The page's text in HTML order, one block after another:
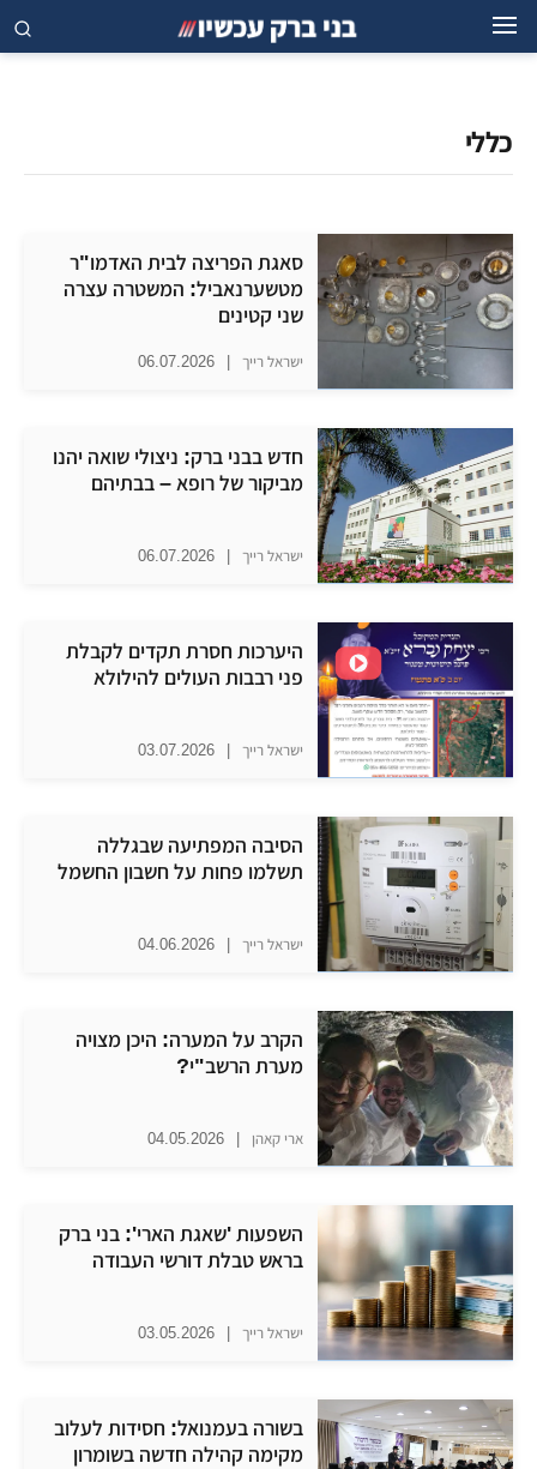
כללי
סאגת הפריצה לבית האדמו"ר
מטשערנאביל: המשטרה עצרה
שני קטינים
ישראל רייך |
06.07.2026
חדש בבני ברק: ניצולי שואה יהנו
מביקור של רופא – בבתיהם
ישראל רייך |
06.07.2026
היערכות חסרת תקדים לקבלת
פני רבבות העולים להילולא
ישראל רייך |
03.07.2026
הסיבה המפתיעה שבגללה
תשלמו פחות על חשבון החשמל
ישראל רייך |
04.06.2026
הקרב על המערה: היכן מצויה
מערת הרשב"י?
ארי קאהן |
04.05.2026
השפעות 'שאגת הארי': בני ברק
בראש טבלת דורשי העבודה
ישראל רייך |
03.05.2026
בשורה בעמנואל: חסידות לעלוב
מקימה קהילה חדשה בשומרון